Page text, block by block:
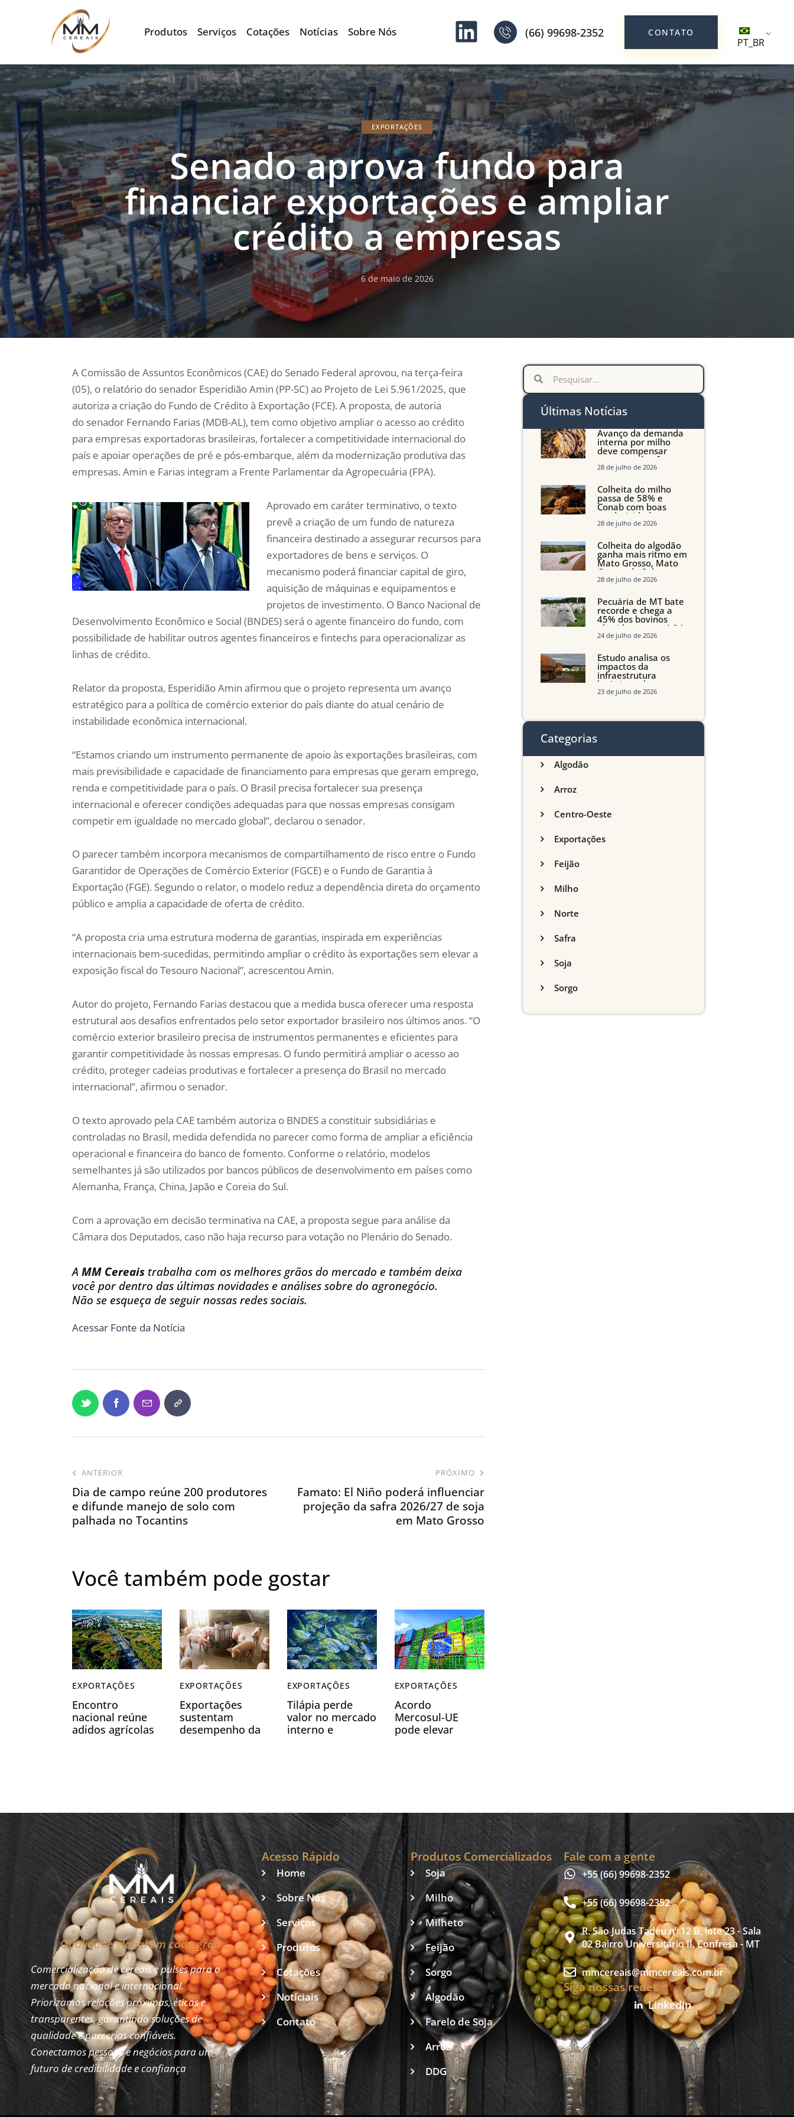
Produtos Serviços Cotações Notícias Sobre Nós (66) 99698-2352 CONTATO
PT_BR
EXPORTAÇÕES
Senado aprova fundo para
financiar exportações e ampliar
crédito a empresas
6 de maio de 2026
A Comissão de Assuntos Econômicos (CAE) do Senado Federal aprovou, na terça-feira
(05), o relatório do senador Esperidião Amin (PP-SC) ao Projeto de Lei 5.961/2025, que
autoriza a criação do Fundo de Crédito à Exportação (FCE). A proposta, de autoria
do senador Fernando Farias (MDB-AL), tem como objetivo ampliar o acesso ao crédito
para empresas exportadoras brasileiras, fortalecer a competitividade internacional do
país e apoiar operações de pré e pós-embarque, além da modernização produtiva das
empresas. Amin e Farias integram a Frente Parlamentar da Agropecuária (FPA).
Aprovado em caráter terminativo, o texto
prevê a criação de um fundo de natureza
financeira destinado a assegurar recursos para
exportadores de bens e serviços. O
mecanismo poderá financiar capital de giro,
aquisição de máquinas e equipamentos e
projetos de investimento. O Banco Nacional de
Desenvolvimento Econômico e Social (BNDES) será o agente financeiro do fundo, com
possibilidade de habilitar outros agentes financeiros e fintechs para operacionalizar as
linhas de crédito.
Relator da proposta, Esperidião Amin afirmou que o projeto representa um avanço
estratégico para a política de comércio exterior do país diante do atual cenário de
instabilidade econômica internacional.
“Estamos criando um instrumento permanente de apoio às exportações brasileiras, com
mais previsibilidade e capacidade de financiamento para empresas que geram emprego,
renda e competitividade para o país. O Brasil precisa fortalecer sua presença
internacional e oferecer condições adequadas para que nossas empresas consigam
competir em igualdade no mercado global”, declarou o senador.
O parecer também incorpora mecanismos de compartilhamento de risco entre o Fundo
Garantidor de Operações de Comércio Exterior (FGCE) e o Fundo de Garantia à
Exportação (FGE). Segundo o relator, o modelo reduz a dependência direta do orçamento
público e amplia a capacidade de oferta de crédito.
“A proposta cria uma estrutura moderna de garantias, inspirada em experiências
internacionais bem-sucedidas, permitindo ampliar o crédito às exportações sem elevar a
exposição fiscal do Tesouro Nacional”, acrescentou Amin.
Autor do projeto, Fernando Farias destacou que a medida busca oferecer uma resposta
estrutural aos desafios enfrentados pelo setor exportador brasileiro nos últimos anos. “O
comércio exterior brasileiro precisa de instrumentos permanentes e eficientes para
garantir competitividade às nossas empresas. O fundo permitirá ampliar o acesso ao
crédito, proteger cadeias produtivas e fortalecer a presença do Brasil no mercado
internacional”, afirmou o senador.
O texto aprovado pela CAE também autoriza o BNDES a constituir subsidiárias e
controladas no Brasil, medida defendida no parecer como forma de ampliar a eficiência
operacional e financeira do banco de fomento. Conforme o relatório, modelos
semelhantes já são utilizados por bancos públicos de desenvolvimento em países como
Alemanha, França, China, Japão e Coreia do Sul.
Com a aprovação em decisão terminativa na CAE, a proposta segue para análise da
Câmara dos Deputados, caso não haja recurso para votação no Plenário do Senado.
A MM Cereais trabalha com os melhores grãos do mercado e também deixa
você por dentro das últimas novidades e análises sobre do agronegócio.
Não se esqueça de seguir nossas redes sociais.
Acessar Fonte da Notícia
ANTERIOR
Dia de campo reúne 200 produtores
e difunde manejo de solo com
palhada no Tocantins
PRÓXIMO
Famato: El Niño poderá influenciar
projeção da safra 2026/27 de soja
em Mato Grosso
Você também pode gostar
EXPORTAÇÕES
Encontro
nacional reúne
adidos agrícolas
EXPORTAÇÕES
Exportações
sustentam
desempenho da
EXPORTAÇÕES
Tilápia perde
valor no mercado
interno e
EXPORTAÇÕES
Acordo
Mercosul-UE
pode elevar
Últimas Notícias
Avanço da demanda
interna por milho
deve compensar
aumento da oferta
com safra recorde em
Imea
28 de julho de 2026
Colheita do milho
passa de 58% e
Conab com boas
produtividades em
Mato Grosso, mas
Maranhão e Piauí
28 de julho de 2026
Colheita do algodão
ganha mais ritmo em
Mato Grosso, Mato
Grosso do Sul e
Maranhão
28 de julho de 2026
Pecuária de MT bate
recorde e chega a
45% dos bovinos
abatidos com até 24
meses
24 de julho de 2026
Estudo analisa os
impactos da
infraestrutura
logística sobre a
produção agrícola de
23 de julho de 2026
Categorias
Algodão
Arroz
Centro-Oeste
Exportações
Feijão
Milho
Norte
Safra
Soja
Sorgo
Qualidade global em cada grão
Comercialização de cereais e pulses para o
mercado nacional e internacional.
Priorizamos relações próximas, éticas e
transparentes, garantindo soluções de
qualidade e parcerias confiáveis.
Conectamos pessoas e negócios para um
futuro de credibilidade e confiança
Acesso Rápido
Home
Sobre Nós
Serviços
Produtos
Cotações
Notíciais
Contato
Produtos Comercializados
Soja
Milho
Milheto
Feijão
Sorgo
Algodão
Farelo de Soja
Arroz
DDG
Fale com a gente
+55 (66) 99698-2352
+55 (66) 99698-2352
R. São Judas Tadeu nº 12 B, lote 23 - Sala
02 Bairro Universitário II, Confresa - MT
mmcereais@mmcereais.com.br
Siga nossas redes
Linkedin